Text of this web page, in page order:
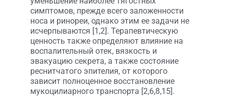
симптомов, прежде всего заложенности
носа и ринореи, однако этим ее задачи не
исчерпываются [1,2]. Терапевтическую
ценность также определяют влияние на
воспалительный отек, вязкость и
эвакуацию секрета, а также состояние
реснитчатого эпителия, от которого
зависит полноценное восстановление
мукоцилиарного транспорта [2,6,8,15].